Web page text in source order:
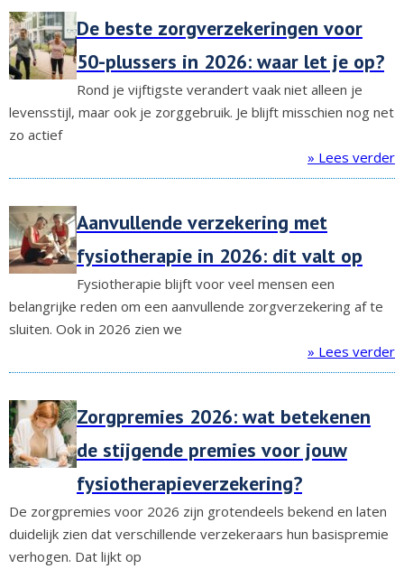
De beste zorgverzekeringen voor
50-plussers in 2026: waar let je op?
Rond je vijftigste verandert vaak niet alleen je
levensstijl, maar ook je zorggebruik. Je blijft misschien nog net
zo actief
» Lees verder
Aanvullende verzekering met
fysiotherapie in 2026: dit valt op
Fysiotherapie blijft voor veel mensen een
belangrijke reden om een aanvullende zorgverzekering af te
sluiten. Ook in 2026 zien we
» Lees verder
Zorgpremies 2026: wat betekenen
de stijgende premies voor jouw
fysiotherapieverzekering?
De zorgpremies voor 2026 zijn grotendeels bekend en laten
duidelijk zien dat verschillende verzekeraars hun basispremie
verhogen. Dat lijkt op